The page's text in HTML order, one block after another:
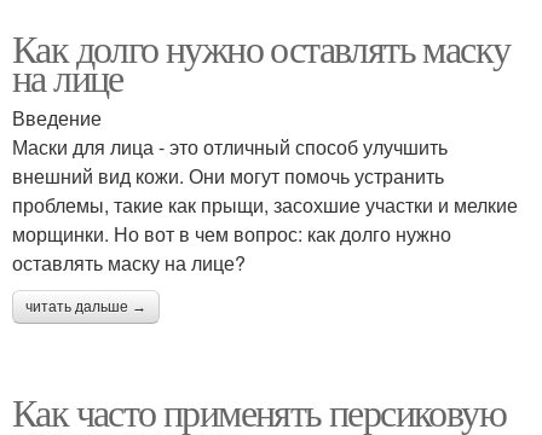
Как долго нужно оставлять маску
на лице
Введение
Маски для лица - это отличный способ улучшить
внешний вид кожи. Они могут помочь устранить
проблемы, такие как прыщи, засохшие участки и мелкие
морщинки. Но вот в чем вопрос: как долго нужно
оставлять маску на лице?
читать дальше →
Как часто применять персиковую